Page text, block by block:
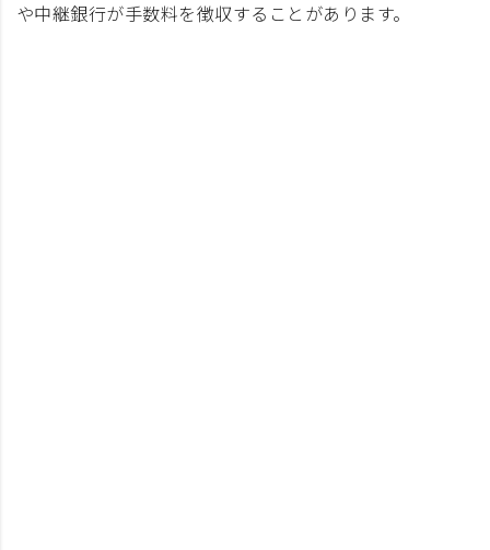
や中継銀行が手数料を徴収することがあります。